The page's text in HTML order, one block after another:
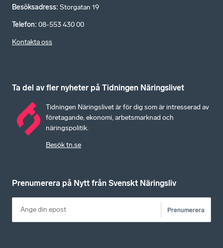
Besöksadress: Storgatan 19
Telefon: 08-553 430 00
Kontakta oss
Ta del av fler nyheter på Tidningen Näringslivet
Tidningen Näringslivet är för dig som är intresserad av
företagande, ekonomi, arbetsmarknad och
näringspolitik.
Besök tn.se
Prenumerera på Nytt från Svenskt Näringsliv
Prenumerera